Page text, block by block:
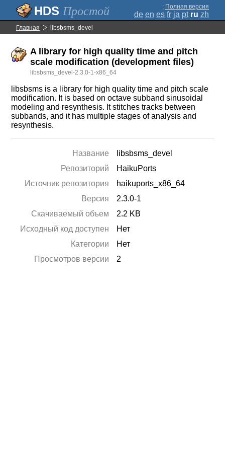
Простой ; Полная версия
de en es fr ja pt ru zh
Главная libsbsms_devel
A library for high quality time and pitch
scale modification (development files)
libsbsms_devel-2.3.0-1-x86_64
libsbsms is a library for high quality time and pitch scale
modification. It is based on octave subband sinusoidal
modeling and resynthesis. It stitches tracks between
subbands, and it has multiple stages of analysis and
resynthesis.
Название
libsbsms_devel
Репозиторий
HaikuPorts
Источник репозитория
haikuports_x86_64
Версия
2.3.0-1
Скачиваемый объем
2.2 KB
Исходный код доступен
Нет
Категории
Нет
Просмотров версии
2